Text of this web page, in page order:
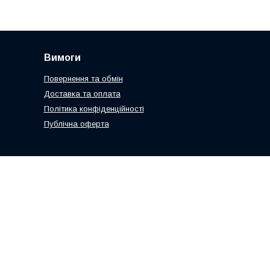
Вимоги
Повернення та обмін
Доставка та оплата
Політика конфіденційності
Публічна оферта